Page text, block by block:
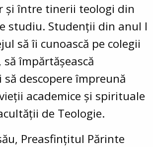
și între tinerii teologi din
studiu. Studenții din anul I
să îi cunoască pe colegii
să împărtășească
să descopere împreună
academice și spirituale
de Teologie.
Preasfințitul Părinte